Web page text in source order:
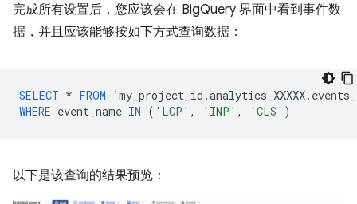
完成所有设置后，您应该会在 BigQuery 界面中看到事件数
据，并且应该能够按如下方式查询数据：
SELECT * FROM `my_project_id .analytics_XXXXX. events_
WHERE event_name IN ( 'LCP' , 'INP' , 'CLS' )
以下是该查询的结果预览：